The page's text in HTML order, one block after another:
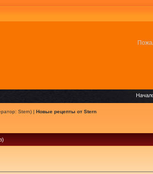
Stern) | Новые рецепты от Stern